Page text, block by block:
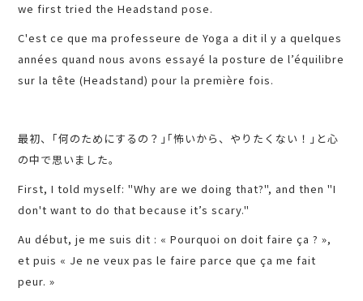
we first tried the Headstand pose.
C'est ce que ma professeure de Yoga a dit il y a quelques
années quand nous avons essayé la posture de l’équilibre
sur la tête (Headstand) pour la première fois.
最初、｢何のためにするの？｣｢怖いから、やりたくない！｣と心
の中で思いました。
First, I told myself: "Why are we doing that?", and then "I
don't want to do that because it’s scary."
Au début, je me suis dit : « Pourquoi on doit faire ça ? »,
et puis « Je ne veux pas le faire parce que ça me fait
peur. »